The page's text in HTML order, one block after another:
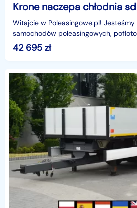
Witajcie w Poleasingowe.pl!
samochodów poleasingowych,
powindykacyjnych.Mamy dla was
KRONE SD
42 695 zł